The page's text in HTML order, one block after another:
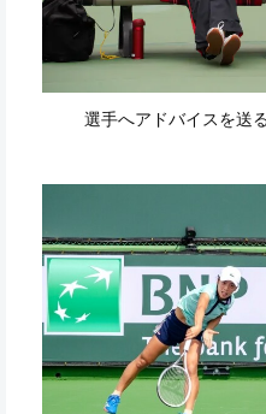
選手へアドバイスを送